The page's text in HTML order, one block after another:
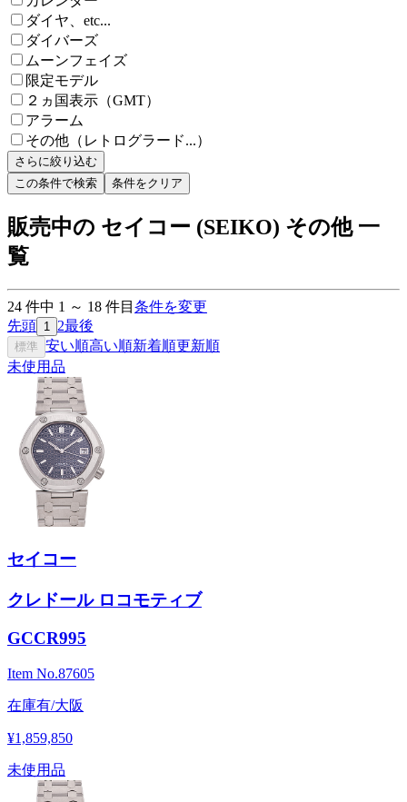
ダイヤ、etc...
ダイバーズ
ムーンフェイズ
限定モデル
２ヵ国表示（GMT）
アラーム
その他（レトログラード...）
さらに絞り込む
この条件で検索
条件をクリア
販売中の セイコー (SEIKO) その他 一
覧
24 件中 1 ～ 18 件目 条件を変更
先頭 1 2最後
標準 安い順高い順新着順更新順
未使用品
セイコー
クレドール ロコモティブ
GCCR995
Item No.87605
在庫有/大阪
¥1,859,850
未使用品